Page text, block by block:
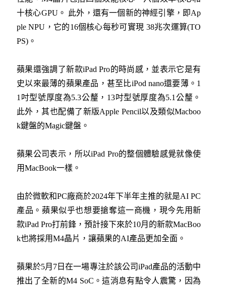
十核心GPU。 此外，還有一個新的神經引擎，即Ap
ple NPU，它的16個核心每秒可實現 38兆次運算(TO
PS)。
蘋果還強調了新款iPad Pro的時尚感，並表示它是有
史以來最薄的蘋果產品，甚至比iPod nano還要薄。1
1吋型號厚度為5.3公釐，13吋型號厚度為5.1公釐。
此外，其也配備了新版Apple Pencil以及類似Macboo
k鍵盤的Magic鍵盤。
蘋果公司表示，所以iPad Pro的整個體驗感覺就像使
用MacBook一樣。
由於微軟和PC廠商於2024年下半年主推的就是AI PC
產品。蘋果似乎也想要搶奪這一商機，現今先用新
款iPad Pro打前鋒，預計接下來於10月的新款MacBoo
k也將採用M4晶片，讓蘋果的AI產品更加全面。
蘋果於5月7日在一場專注於該公司iPad產品的活動中
推出了全新的M4 SoC。這消息有點令人震驚，因為